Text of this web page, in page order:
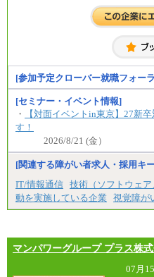
※経験、能力等
[参加予定クローバー就職フォー
[セミナー・イベント情報]
・
【対面イベントin東京】27新
す！
2026/8/21 (金）
[関連する障がい者求人・採用キ
IT/情報通信 技術（ソフトウェ
動を実施している企業
視覚障が
マンパワーグループ プラス株
07月